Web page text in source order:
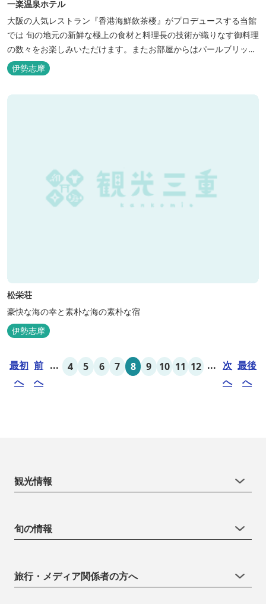
一楽温泉ホテル
大阪の人気レストラン『香港海鮮飲茶楼』がプロデュースする当館
では 旬の地元の新鮮な極上の食材と料理長の技術が織りなす御料理
の数々をお楽しみいただけます。またお部屋からはパールブリッジ
や真珠筏など、美しい景色が一望できます。「美肌の湯」として有
名な榊原温泉の運び湯を使用した大浴場も完備。
伊勢志摩
松栄荘
豪快な海の幸と素朴な海の素朴な宿
伊勢志摩
最初
へ
前
へ
... 4 5 6 7 8 9 10 11 12 ... 次
へ
最後
へ
観光情報
旬の情報
旅行・メディア関係者の方へ